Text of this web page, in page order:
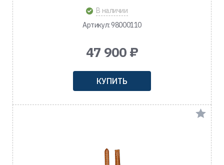
В наличии
Артикул: 98000110
47 900 ₽
КУПИТЬ